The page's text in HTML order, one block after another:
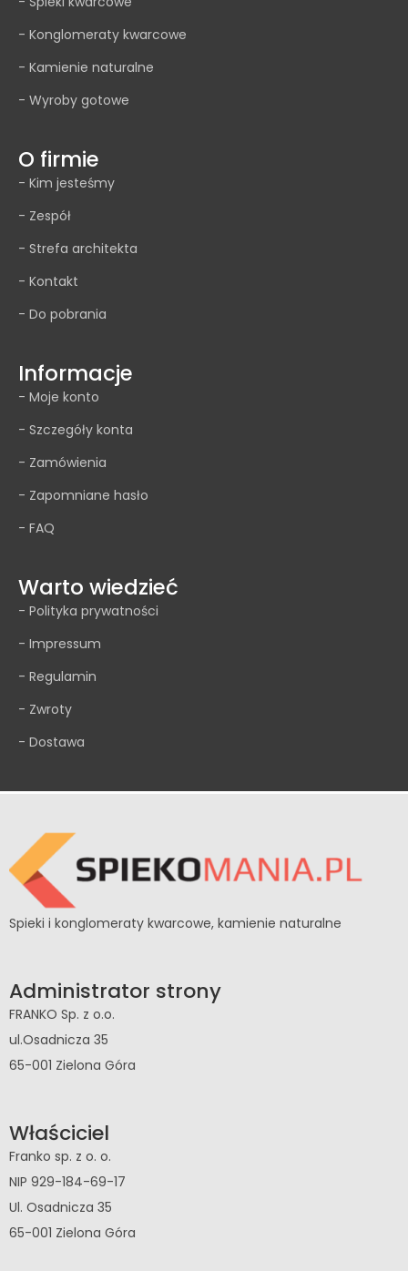
- Konglomeraty kwarcowe
- Kamienie naturalne
- Wyroby gotowe
O firmie
- Kim jesteśmy
- Zespół
- Strefa architekta
- Kontakt
- Do pobrania
Informacje
- Moje konto
- Szczegóły konta
- Zamówienia
- Zapomniane hasło
- FAQ
Warto wiedzieć
- Polityka prywatności
- Impressum
- Regulamin
- Zwroty
- Dostawa
Spieki i konglomeraty kwarcowe, kamienie naturalne
Administrator strony
FRANKO Sp. z o.o.
ul.Osadnicza 35
65-001 Zielona Góra
Właściciel
Franko sp. z o. o.
NIP 929-184-69-17
Ul. Osadnicza 35
65-001 Zielona Góra